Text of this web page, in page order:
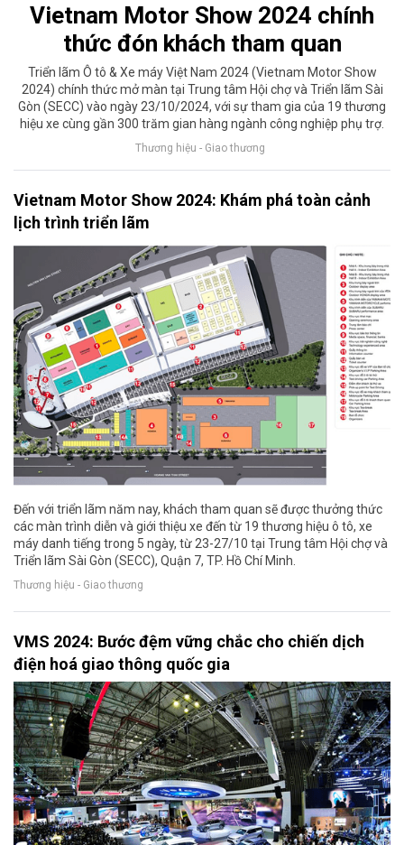
Vietnam Motor Show 2024 chính
thức đón khách tham quan
Triển lãm Ô tô & Xe máy Việt Nam 2024 (Vietnam Motor Show
2024) chính thức mở màn tại Trung tâm Hội chợ và Triển lãm Sài
Gòn (SECC) vào ngày 23/10/2024, với sự tham gia của 19 thương
hiệu xe cùng gần 300 trăm gian hàng ngành công nghiệp phụ trợ.
Thương hiệu - Giao thương
Vietnam Motor Show 2024: Khám phá toàn cảnh
lịch trình triển lãm
Đến với triển lãm năm nay, khách tham quan sẽ được thưởng thức
các màn trình diễn và giới thiệu xe đến từ 19 thương hiệu ô tô, xe
máy danh tiếng trong 5 ngày, từ 23-27/10 tại Trung tâm Hội chợ và
Triển lãm Sài Gòn (SECC), Quận 7, TP. Hồ Chí Minh.
Thương hiệu - Giao thương
VMS 2024: Bước đệm vững chắc cho chiến dịch
điện hoá giao thông quốc gia